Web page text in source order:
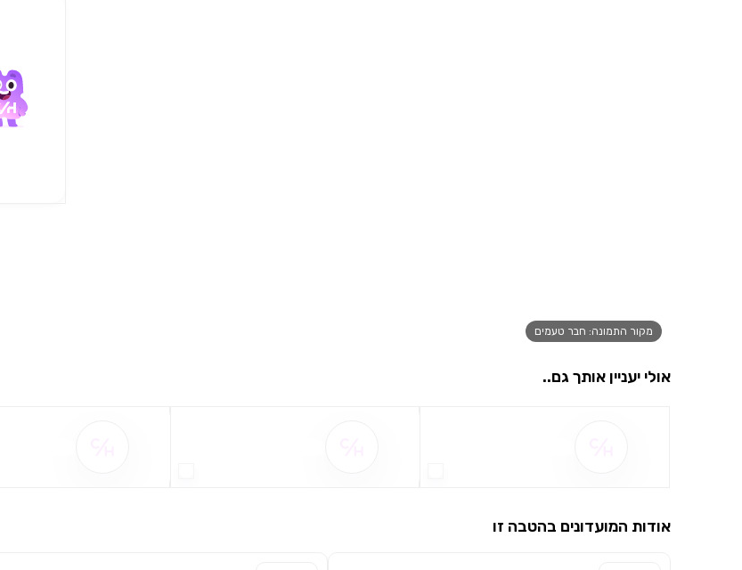
מקור התמונה: חבר טעמים
אולי יעניין אותך גם..
אודות המועדונים בהטבה זו